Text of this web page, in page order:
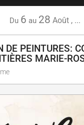
Du 6 au 28 Août , ...
DE PEINTURES:
MARIE-